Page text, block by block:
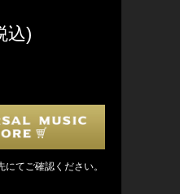
込)
てご確認ください。